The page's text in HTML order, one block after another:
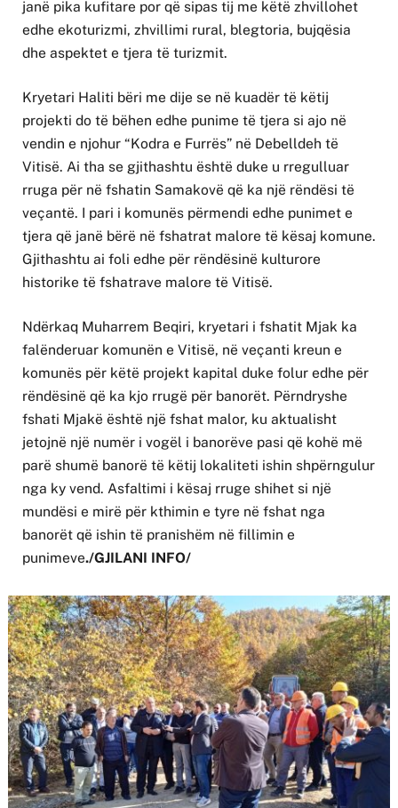
janë pika kufitare por që sipas tij me këtë zhvillohet
edhe ekoturizmi, zhvillimi rural, blegtoria, bujqësia
dhe aspektet e tjera të turizmit.
Kryetari Haliti bëri me dije se në kuadër të këtij
projekti do të bëhen edhe punime të tjera si ajo në
vendin e njohur “Kodra e Furrës” në Debelldeh të
Vitisë. Ai tha se gjithashtu është duke u rregulluar
rruga për në fshatin Samakovë që ka një rëndësi të
veçantë. I pari i komunës përmendi edhe punimet e
tjera që janë bërë në fshatrat malore të kësaj komune.
Gjithashtu ai foli edhe për rëndësinë kulturore
historike të fshatrave malore të Vitisë.
Ndërkaq Muharrem Beqiri, kryetari i fshatit Mjak ka
falënderuar komunën e Vitisë, në veçanti kreun e
komunës për këtë projekt kapital duke folur edhe për
rëndësinë që ka kjo rrugë për banorët. Përndryshe
fshati Mjakë është një fshat malor, ku aktualisht
jetojnë një numër i vogël i banorëve pasi që kohë më
parë shumë banorë të këtij lokaliteti ishin shpërngulur
nga ky vend. Asfaltimi i kësaj rruge shihet si një
mundësi e mirë për kthimin e tyre në fshat nga
banorët që ishin të pranishëm në fillimin e
punimeve./GJILANI INFO/